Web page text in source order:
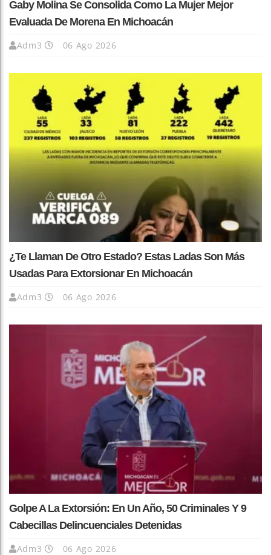
Gaby Molina Se Consolida Como La Mujer Mejor
Evaluada De Morena En Michoacán
Adm3 06 Ago 2026
¿Te Llaman De Otro Estado? Estas Ladas Son Más
Usadas Para Extorsionar En Michoacán
Adm3 06 Ago 2026
Golpe A La Extorsión: En Un Año, 50 Criminales Y 9
Cabecillas Delincuenciales Detenidas
Adm3 06 Ago 2026